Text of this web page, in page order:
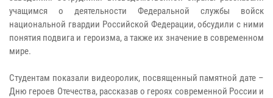
учащимся о деятельности Федеральной службы войск
национальной гвардии Российской Федерации, обсудили с ними
понятия подвига и героизма, а также их значение в современном
мире.
Студентам показали видеоролик, посвященный памятной дате –
Дню героев Отечества, рассказав о героях современной России и